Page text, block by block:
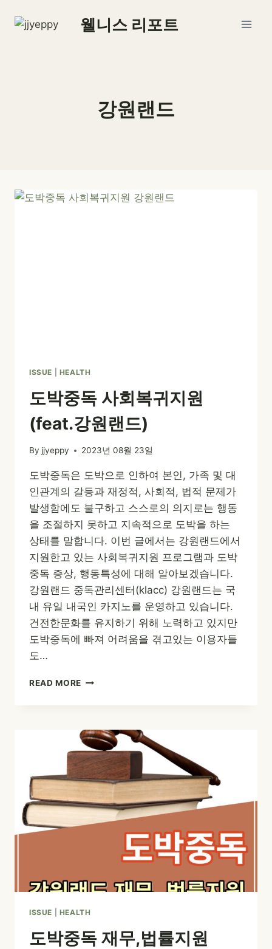
웰니스 리포트
강원랜드
ISSUE HEALTH
도박중독 사회복귀지원
(feat.강원랜드)
By jjyeppy 2023년 08월 23일
도박중독은 도박으로 인하여 본인, 가족 및 대
인관계의 갈등과 재정적, 사회적, 법적 문제가
발생함에도 불구하고 스스로의 의지로는 행동
을 조절하지 못하고 지속적으로 도박을 하는
상태를 말합니다. 이번 글에서는 강원랜드에서
지원한고 있는 사회복귀지원 프로그램과 도박
중독 증상, 행동특성에 대해 알아보겠습니다.
강원랜드 중독관리센터(klacc) 강원랜드는 국
내 유일 내국인 카지노를 운영하고 있습니다.
건전한문화를 유지하기 위해 노력하고 있지만
도박중독에 빠져 어려움을 겪고있는 이용자들
도…
READ MORE
사
회
복
귀
지
원
(FEAT.
ISSUE HEALTH
도박중독 재무,법률지원